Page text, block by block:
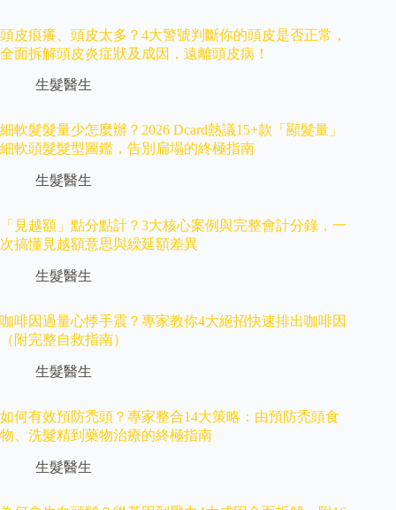
頭皮痕癢、頭皮太多？4大警號判斷你的頭皮是否正常，
全面拆解頭皮炎症狀及成因，遠離頭皮病！
生髮醫生
細軟髮髮量少怎麼辦？2026 Dcard熱議15+款「顯髮量」
細軟頭髮髮型圖鑑，告別扁塌的終極指南
生髮醫生
「見越額」點分點計？3大核心案例與完整會計分錄，一
次搞懂見越額意思與繰延額差異
生髮醫生
咖啡因過量心悸手震？專家教你4大絕招快速排出咖啡因
（附完整自救指南）
生髮醫生
如何有效預防禿頭？專家整合14大策略：由預防禿頭食
物、洗髮精到藥物治療的終極指南
生髮醫生